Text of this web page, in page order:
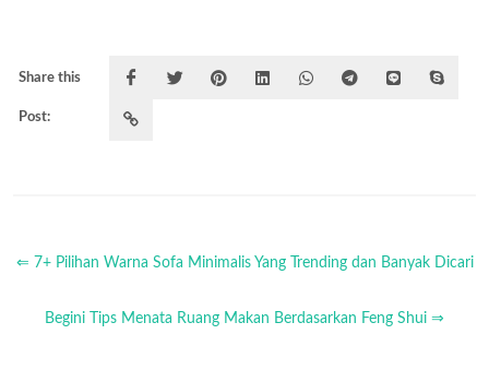
Share this
Post:
⇐ 7+ Pilihan Warna Sofa Minimalis Yang Trending dan Banyak Dicari
Begini Tips Menata Ruang Makan Berdasarkan Feng Shui ⇒